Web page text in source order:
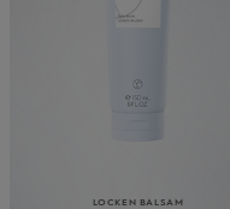
LOCKEN BALSAM